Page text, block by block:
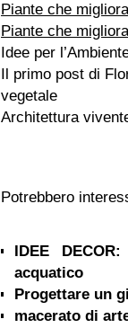
Piante che
Piante che
Idee per
Il primo post di
vegetale
Architettura
Potrebbero
IDEE
acquatico
Progettare un
macerato di